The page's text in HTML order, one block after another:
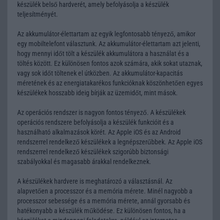
készülék belső hardverét, amely befolyásolja a készülék
teljesítményét.
Az akkumulátor-élettartam az egyik legfontosabb tényező, amikor
egy mobiltelefont választunk. Az akkumulátor-élettartam azt jelenti,
hogy mennyi időt tölt a készülék akkumulátora a használat és a
töltés között. Ez különösen fontos azok számára, akik sokat utaznak,
vagy sok időt töltenek el útközben. Az akkumulátor-kapacitás
méretének és az energiatakarékos funkcióknak köszönhetően egyes
készülékek hosszabb ideig bírják az üzemidőt, mint mások.
Az operációs rendszer is nagyon fontos tényező. A készülékek
operációs rendszere befolyásolja a készülék funkcióit és a
használható alkalmazások körét. Az Apple iOS és az Android
rendszerrel rendelkező készülékek a legnépszerűbbek. Az Apple iOS
rendszerrel rendelkező készülékek szigorúbb biztonsági
szabályokkal és magasabb árakkal rendelkeznek.
A készülékek hardvere is meghatározó a választásnál. Az
alapvetően a processzor és a memória mérete. Minél nagyobb a
processzor sebessége és a memória mérete, annál gyorsabb és
hatékonyabb a készülék működése. Ez különösen fontos, ha a